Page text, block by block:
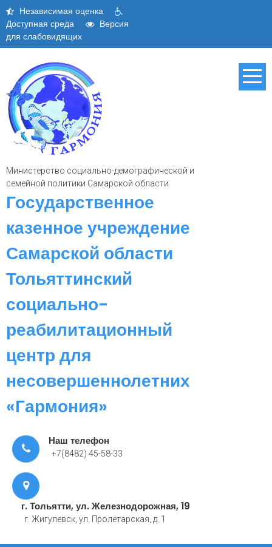
Skip
content
Независимая оценка
Доступная среда
Версия
для слабовидящих
Министерство социально-демографической и
семейной политики Самарской области
Государственное
казенное учреждение
Самарской области
Тольяттинский
социально-
реабилитационный
центр для
несовершеннолетних
«Гармония»
Наш телефон
+7(8482) 45-58-33
г. Тольятти, ул. Железнодорожная, 19
г. Жигулевск, ул. Пролетарская, д. 1